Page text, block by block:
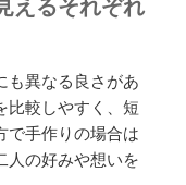
えるそれぞれ
も異なる良さがあ
比較しやすく、短
で手作りの場合は
人の好みや想いを